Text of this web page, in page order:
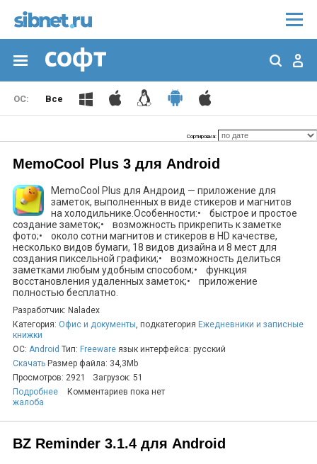
Все
Сортировка:
MemoCool Plus 3 для Android
MemoCool Plus для Андроид — приложение для
заметок, выполненных в виде стикеров и магнитов
на холодильнике.Особенности:• быстрое и простое
создание заметок;• возможность прикрепить к заметке
фото;• около сотни магнитов и стикеров в HD качестве,
несколько видов бумаги, 18 видов дизайна и 8 мест для
создания пиксельной графики;• возможность делиться
заметками любым удобным способом;• функция
восстановления удаленных заметок;• приложение
полностью бесплатно.
Разработчик: Naladex
Категория: Офис и документы, подкатегория Ежедневники и записные
книжки
ОС: Android Тип: Freeware язык интерфейса: русский
Скачать Размер файла: 34,3Mb
Просмотров: 2921
Загрузок: 51
Подробнее
Комментариев пока нет
жалоба
BZ Reminder 3.1.4 для Android